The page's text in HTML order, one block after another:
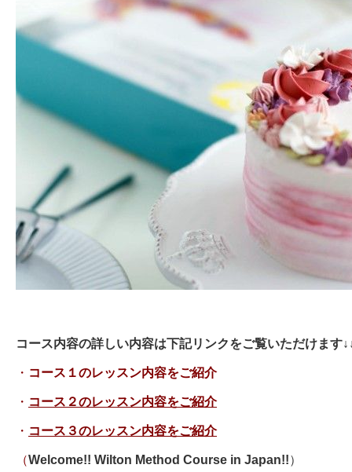
コース内容の詳しい内容は下記リンクをご覧いただけます
・ コース１のレッスン内容をご紹介
・ コース２のレッスン内容をご紹介
・ コース３のレッスン内容をご紹介
（Welcome!! Wilton Method Course in Japan!!）